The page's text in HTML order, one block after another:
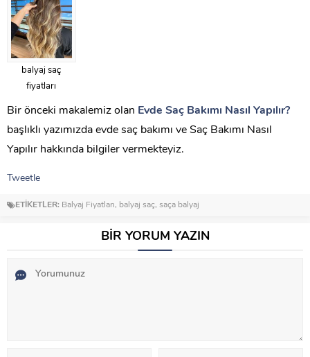
balyaj saç
fiyatları
Bir önceki makalemiz olan Evde Saç Bakımı Nasıl Yapılır?
başlıklı yazımızda evde saç bakımı ve Saç Bakımı Nasıl
Yapılır hakkında bilgiler vermekteyiz.
Tweetle
ETİKETLER: Balyaj Fiyatları, balyaj saç, saça balyaj
BİR YORUM YAZIN